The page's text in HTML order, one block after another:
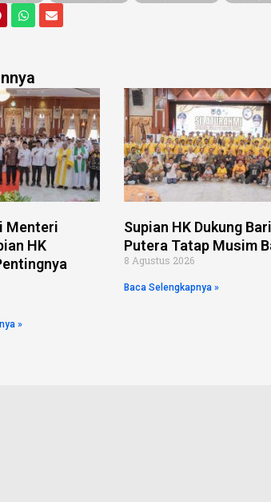
W
h
a
p
p
E
n
e
Menteri
HK
»
Supian HK Dukung
Putera Tatap Musim
8 Agustus 2026
Baca Selengkapnya »